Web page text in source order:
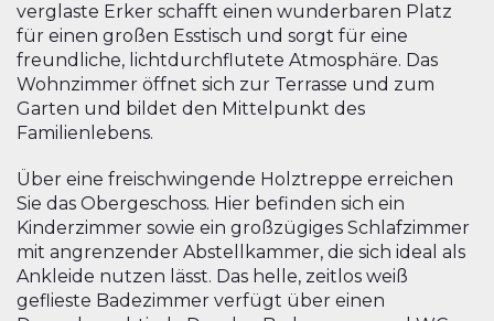
verglaste Erker schafft einen wunderbaren Platz
für einen großen Esstisch und sorgt für eine
freundliche, lichtdurchflutete Atmosphäre. Das
Wohnzimmer öffnet sich zur Terrasse und zum
Garten und bildet den Mittelpunkt des
Familienlebens.
Über eine freischwingende Holztreppe erreichen
Sie das Obergeschoss. Hier befinden sich ein
Kinderzimmer sowie ein großzügiges Schlafzimmer
mit angrenzender Abstellkammer, die sich ideal als
Ankleide nutzen lässt. Das helle, zeitlos weiß
geflieste Badezimmer verfügt über einen